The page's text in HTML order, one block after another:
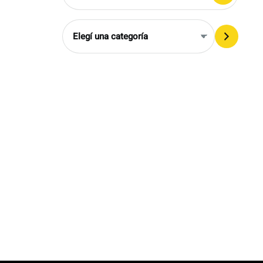
Elegí
una
categoría